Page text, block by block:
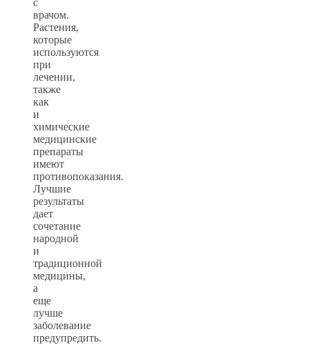
врачом.
Растения,
которые
используются
при
лечении,
также
как
и
химические
медицинские
препараты
имеют
противопоказания.
Лучшие
результаты
дает
сочетание
народной
и
традиционной
медицины,
а
еще
лучше
заболевание
предупредить.